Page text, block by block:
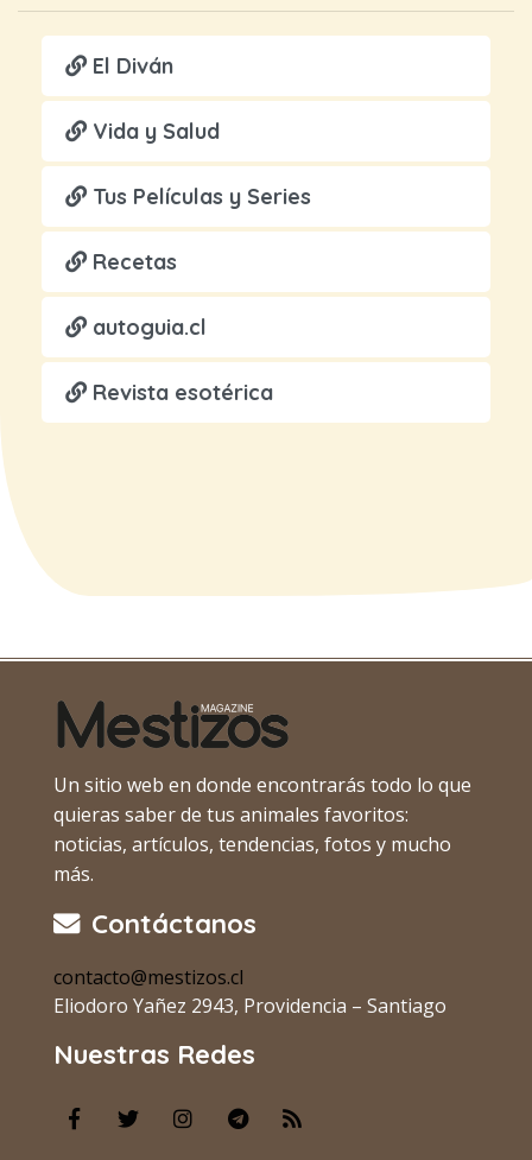
El Diván
Vida y Salud
Tus Películas y Series
Recetas
autoguia.cl
Revista esotérica
Un sitio web en donde encontrarás todo lo que
quieras saber de tus animales favoritos:
noticias, artículos, tendencias, fotos y mucho
más.
Contáctanos
contacto@mestizos.cl
Eliodoro Yañez 2943, Providencia – Santiago
Nuestras Redes